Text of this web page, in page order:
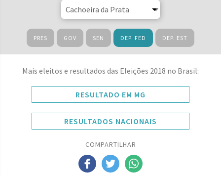
PRES GOV SEN DEP. FED DEP. EST
Mais eleitos e resultados das Eleições 2018 no Brasil:
RESULTADO EM MG
RESULTADOS NACIONAIS
COMPARTILHAR